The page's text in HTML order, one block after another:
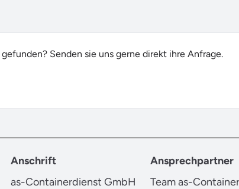
Senden sie uns gerne direkt ihre Anfrage.
Anschrift
as-Containerdienst GmbH
Ansprechpartner
Team as-